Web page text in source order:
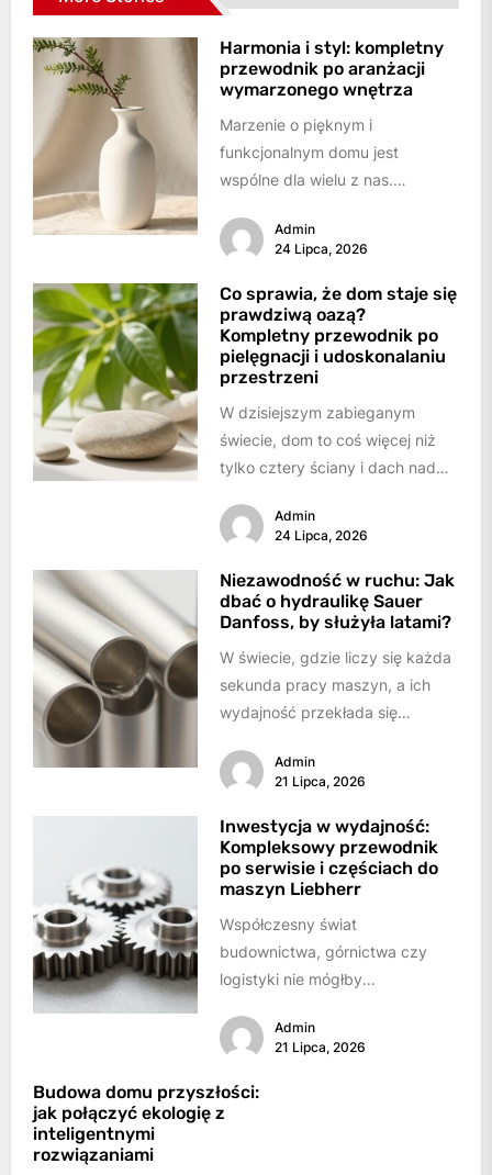
Harmonia i styl: kompletny
przewodnik po aranżacji
wymarzonego wnętrza
Marzenie o pięknym i
funkcjonalnym domu jest
wspólne dla wielu z nas.
tylko zachwycały estetyką,...
Admin
24 Lipca, 2026
Co sprawia, że dom staje się
prawdziwą oazą?
Kompletny przewodnik po
pielęgnacji i udoskonalaniu
przestrzeni
W dzisiejszym zabieganym
świecie, dom to coś więcej niż
tylko cztery ściany i dach nad
miejsce...Admin
24 Lipca, 2026
Niezawodność w ruchu: Jak
dbać o hydraulikę Sauer
Danfoss, by służyła latami?
W świecie, gdzie liczy się każda
sekunda pracy maszyn, a ich
wydajność przekłada się
sprawność systemów
hydraulicznych...
Admin
21 Lipca, 2026
Inwestycja w wydajność:
Kompleksowy przewodnik
po serwisie i częściach do
maszyn Liebherr
Współczesny świat
budownictwa, górnictwa czy
logistyki nie mógłby
sprzętu. Maszyny takie jak
koparki, ładowarki, spycharki
czy dźwigi...
Admin
21 Lipca, 2026
Budowa domu przyszłości:
jak połączyć ekologię z
inteligentnymi
rozwiązaniami